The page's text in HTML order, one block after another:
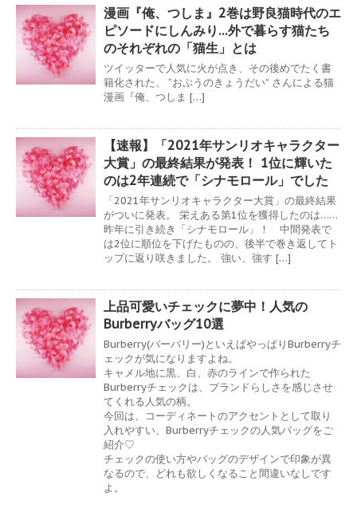
漫画『俺、つしま』2巻は野良猫時代のエ
ピソードにしんみり…外で暮らす猫たち
のそれぞれの「猫生」とは
ツイッターで人気に火が点き、その後めでたく書
籍化された、 “おぷうのきょうだい” さんによる猫
漫画『俺、つしま […]
【速報】「2021年サンリオキャラクター
大賞」の最終結果が発表！ 1位に輝いた
のは2年連続で「シナモロール」でした
「2021年サンリオキャラクター大賞」の最終結果
がついに発表。 栄えある第1位を獲得したのは……
昨年に引き続き「シナモロール」！ 中間発表で
は2位に順位を下げたものの、後半で巻き返してト
ップに返り咲きました。 強い、強す […]
上品可愛いチェックに夢中！人気の
Burberryバッグ10選
Burberry(バーバリー)といえばやっぱりBurberryチ
ェックが気になりますよね。
キャメル地に黒、白、赤のラインで作られた
Burberryチェックは、ブランドらしさを感じさせ
てくれる人気の柄。
今回は、コーディネートのアクセントとして取り
入れやすい、Burberryチェックの人気バッグをご
紹介♡
チェックの使い方やバッグのデザインで印象が異
なるので、どれも欲しくなること間違いなしです
よ。